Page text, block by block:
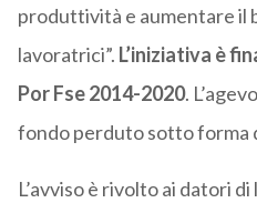
produttività e aumentare il
lavoratrici”. L’iniziativa è
Por Fse 2014-2020.
fondo perduto sotto forma
L’avviso è rivolto ai datori